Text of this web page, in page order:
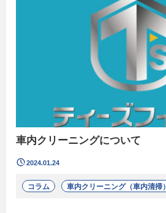
車内クリーニングについて
2024.01.24
コラム 車内クリーニング（車内清掃）